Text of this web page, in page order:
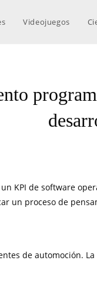
Videojuegos
KPI de software
un proceso de
de automoción.